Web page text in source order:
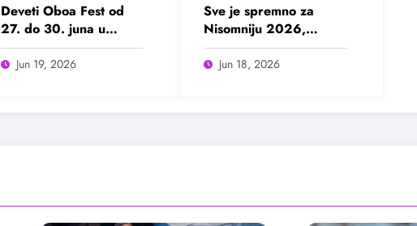
Deveti Oboa Fest od
27. do 30. juna u
Beogradu
Jun 19, 2026
Sve je spremno za
Nisomniju 2026,
pogledajte program
Jun 18, 2026